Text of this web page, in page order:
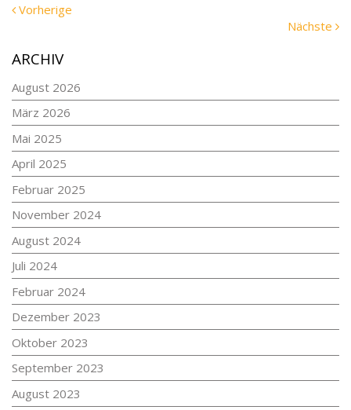
Vorherige
Nächste
ARCHIV
August 2026
März 2026
Mai 2025
April 2025
Februar 2025
November 2024
August 2024
Juli 2024
Februar 2024
Dezember 2023
Oktober 2023
September 2023
August 2023